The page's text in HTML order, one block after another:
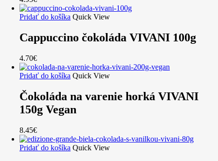
Pridať do košíka Quick View
Cappuccino čokoláda VIVANI 100g
4.70€
Pridať do košíka Quick View
Čokoláda na varenie horká VIVANI
150g Vegan
8.45€
Pridať do košíka Quick View